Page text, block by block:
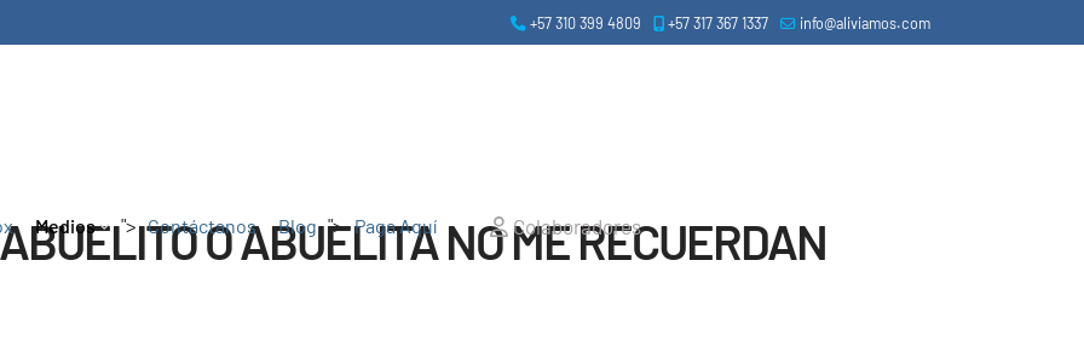
+57 310 399 4809 +57 317 367 1337 info@aliviamos.com
Medios "> Contáctanos Blog "> Paga Aquí Colaboradores
O ABUELITA NO ME RECUERDAN